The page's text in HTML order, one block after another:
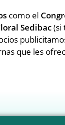
como el
Sedibac(si
que les